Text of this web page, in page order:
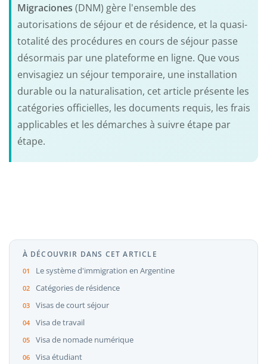
Migraciones (DNM) gère l'ensemble des
autorisations de séjour et de résidence, et la quasi-
totalité des procédures en cours de séjour passe
désormais par une plateforme en ligne. Que vous
envisagiez un séjour temporaire, une installation
durable ou la naturalisation, cet article présente les
catégories officielles, les documents requis, les frais
applicables et les démarches à suivre étape par
étape.
À DÉCOUVRIR DANS CET ARTICLE
Le système d'immigration en Argentine
Catégories de résidence
Visas de court séjour
Visa de travail
Visa de nomade numérique
Visa étudiant